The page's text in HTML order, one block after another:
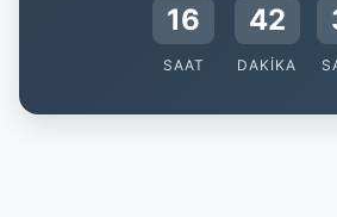
16
SAAT
42
DAKIKA